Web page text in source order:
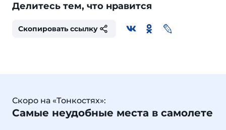
Делитесь тем, что нравится
Скопировать ссылку
Скоро на «Тонкостях»:
Самые неудобные места в самолете